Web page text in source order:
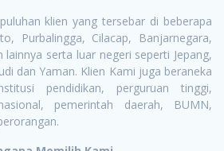
klien yang tersebar di beberapa
Purbalingga, Cilacap, Banjarnegara,
lainnya serta luar negeri seperti Jepang,
dan Yaman. Klien Kami juga beraneka
pendidikan, perguruan tinggi,
pemerintah daerah, BUMN,